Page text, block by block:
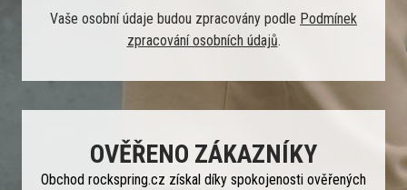
Vaše osobní údaje budou zpracovány podle Podmínek
zpracování osobních údajů.
OVĚŘENO ZÁKAZNÍKY
Obchod rockspring.cz získal díky spokojenosti ověřených